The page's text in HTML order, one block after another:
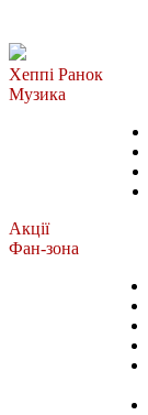
Хеппі Ранок
Музика
Акції
Фан-зона